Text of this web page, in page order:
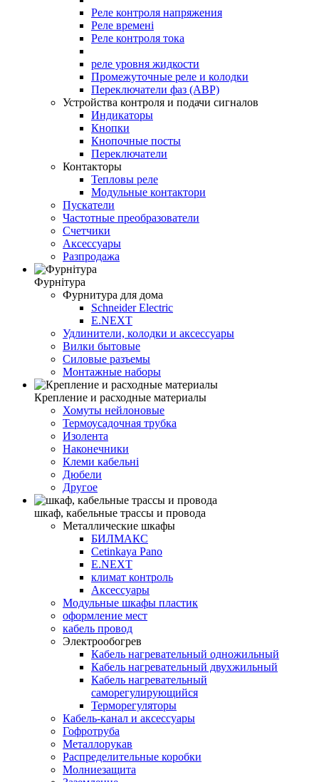
Реле контроля напряжения
Реле времені
Реле контроля тока
реле уровня жидкости
Промежуточные реле и колодки
Переключатели фаз (АВР)
Устройства контроля и подачи сигналов
Индикаторы
Кнопки
Кнопочные посты
Переключатели
Контакторы
Тепловы реле
Модульные контактори
Пускатели
Частотные преобразователи
Счетчики
Аксессуары
Разпродажа
Фурнітура
Фурнитура для дома
Schneider Electric
E.NEXT
Удлинители, колодки и аксессуары
Вилки бытовые
Силовые разъемы
Монтажные наборы
Крепление и расходные материалы
Хомуты нейлоновые
Термоусадочная трубка
Изолента
Наконечники
Клеми кабельні
Дюбели
Другое
шкаф, кабельные трассы и провода
Металлические шкафы
БИЛМАКС
Cetinkaya Pano
E.NEXT
климат контроль
Аксессуары
Модульные шкафы пластик
оформление мест
кабель провод
Электрообогрев
Кабель нагревательный одножильный
Кабель нагревательный двухжильный
Кабель нагревательный
саморегулирующийся
Терморегуляторы
Кабель-канал и аксессуары
Гофротруба
Металлорукав
Распределительные коробки
Молниезащита